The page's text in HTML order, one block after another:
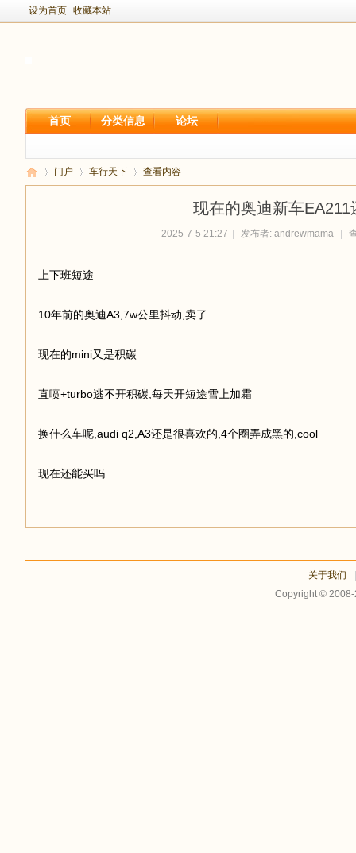
设为首页 收藏本站
首页 分类信息 论坛
迹
门户 车行天下 查看内容
现在的奥迪新车EA211
2025-7-5 21:27 发布者: andrewmama
上下班短途
10年前的奥迪A3,7w公里抖动,卖了
现在的mini又是积碳
直喷+turbo逃不开积碳,每天开短途雪上加霜
换什么车呢,audi q2,A3还是很喜欢的,4个圈弄成黑的,cool
现在还能买吗
关于我们
Copyright ©